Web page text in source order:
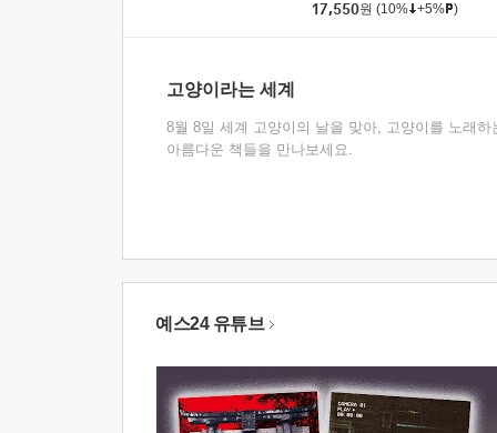
17,550원 (10% +5% )
고양이라는 세계
8월 8일 세계 고양이의 날을 맞아, 고양이를 노래하
아름다운 책들을 만나보세요.
예스24 유튜브